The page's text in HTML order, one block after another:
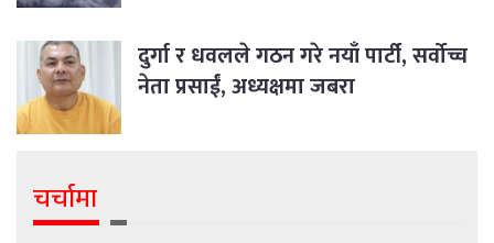
दुर्गा र धवलले गठन गरे नयाँ पार्टी, सर्वोच्च
नेता प्रसाईं, अध्यक्षमा जबरा
चर्चामा